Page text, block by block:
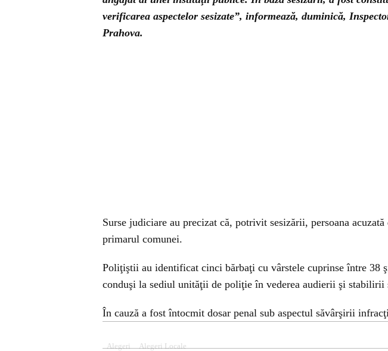
verificarea aspectelor sesizate”, informează, duminică,
Prahova.
Surse judiciare au precizat că, potrivit sesizării, persoana
primarul comunei.
Poliţiştii au identificat cinci bărbaţi cu vârstele cuprinse între 38
conduşi la sediul unităţii de poliţie în vederea audierii şi stabilirii
În cauză a fost întocmit dosar penal sub aspectul săvârşirii
Alegeri Alegeri Locale